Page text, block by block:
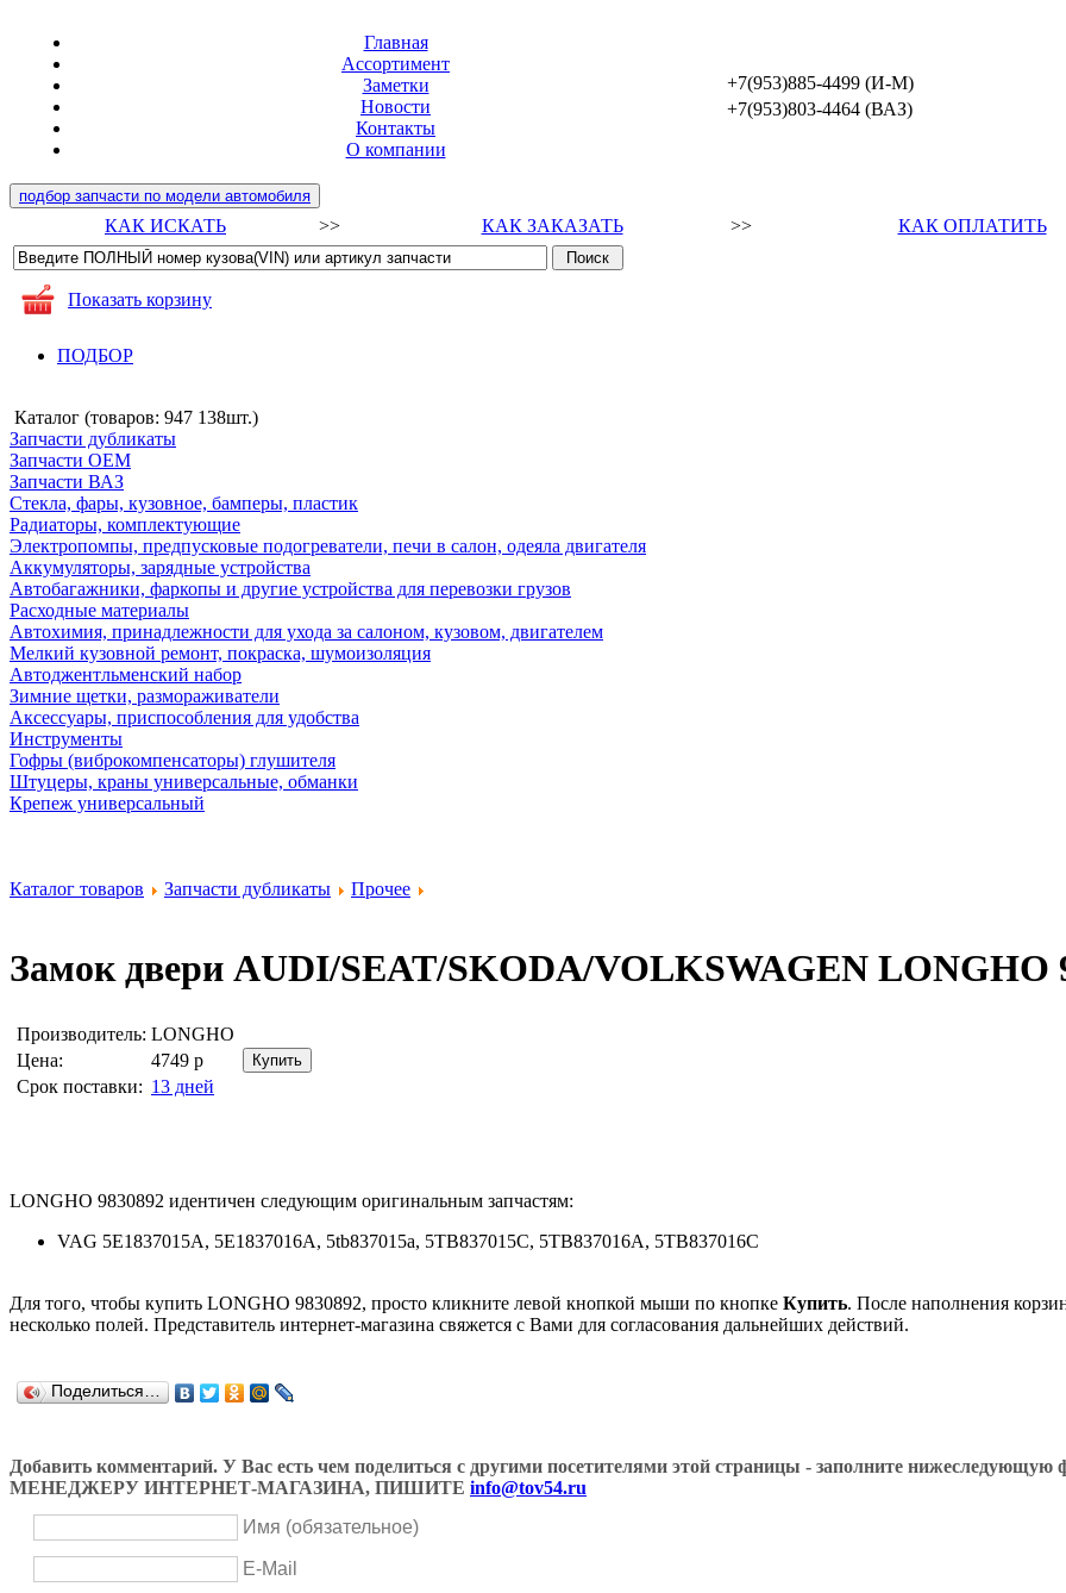
Главная
Ассортимент
Заметки
Новости
Контакты
О компании
+7(953)885-4499 (И-М)
+7(953)803-4464 (ВАЗ)
подбор запчасти по модели автомобиля
КАК ИСКАТЬ >> КАК ЗАКАЗАТЬ >> КАК ОПЛАТИТЬ
Показать корзину
ПОДБОР
Каталог (товаров: 947 138шт.)
Запчасти дубликаты
Запчасти ОЕМ
Запчасти ВАЗ
Стекла, фары, кузовное, бамперы, пластик
Радиаторы, комплектующие
Электропомпы, предпусковые подогреватели, печи в салон, одеяла двигателя
Аккумуляторы, зарядные устройства
Автобагажники, фаркопы и другие устройства для перевозки грузов
Расходные материалы
Автохимия, принадлежности для ухода за салоном, кузовом, двигателем
Мелкий кузовной ремонт, покраска, шумоизоляция
Автоджентльменский набор
Зимние щетки, размораживатели
Аксессуары, приспособления для удобства
Инструменты
Гофры (виброкомпенсаторы) глушителя
Штуцеры, краны универсальные, обманки
Крепеж универсальный
Каталог товаров Запчасти дубликаты Прочее
Замок двери AUDI/SEAT/SKODA/VOLKSWAGEN LONGHO
Производитель: LONGHO
Цена:
4749 р
Срок поставки: 13 дней
LONGHO 9830892 идентичен следующим оригинальным запчастям:
VAG 5E1837015A, 5E1837016A, 5tb837015a, 5TB837015C, 5TB837016A, 5TB837016C
Для того, чтобы купить LONGHO 9830892, просто кликните левой кнопкой мыши по кнопке Купить. После наполнения
несколько полей. Представитель интернет-магазина свяжется с Вами для согласования дальнейших действий.
Поделиться…
Добавить комментарий. У Вас есть чем поделиться с другими посетителями этой страницы - заполните
МЕНЕДЖЕРУ ИНТЕРНЕТ-МАГАЗИНА, ПИШИТЕ info@tov54.ru
Имя (обязательное)
E-Mail